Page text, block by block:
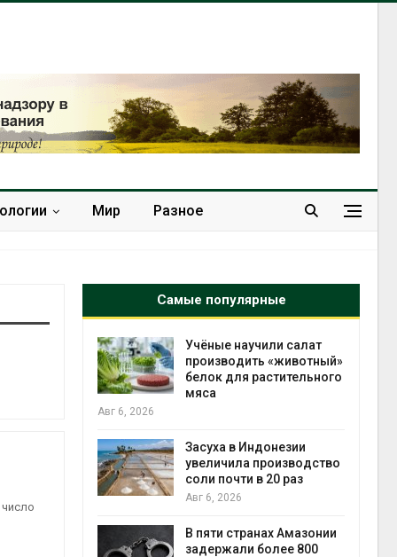
Мир Разное
Самые популярные
Учёные научили салат
производить «животный»
белок для растительного
мяса
Авг 6, 2026
Засуха в Индонезии
увеличила производство
соли почти в 20 раз
Авг 6, 2026
В пяти странах Амазонии
задержали более 800